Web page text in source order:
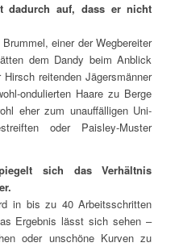
dadurch auf, dass er nicht
einer der Wegbereiter
dem Dandy beim Anblick
reitenden Jägersmänner
ondulierten Haare zu Berge
eher zum unauffälligen Uni-
oder Paisley-Muster
sich das Verhältnis
in bis zu 40 Arbeitsschritten
Ergebnis lässt sich sehen –
oder unschöne Kurven zu